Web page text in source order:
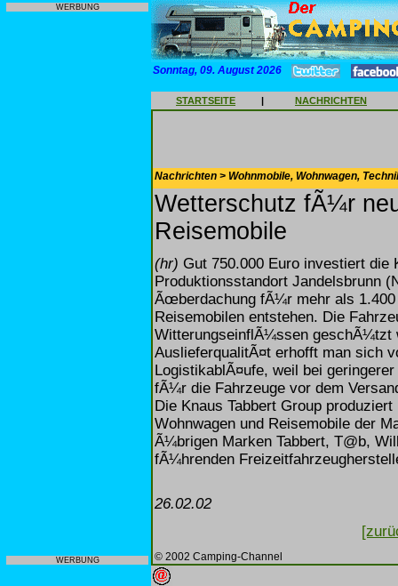
WERBUNG
WERBUNG
Sonntag, 09. August 2026
STARTSEITE | NACHRICHTEN
Nachrichten > Wohnmobile, Wohnwagen,
Wetterschutz fÃ¼r
Reisemobile
(hr) Gut 750.000 Euro investiert die
Produktionsstandort Jandelsbrunn
Ãœberdachung fÃ¼r mehr als 1.400
Reisemobilen entstehen. Die
WitterungseinflÃ¼ssen geschÃ¼tzt
AuslieferqualitÃ¤t erhofft man sich
LogistikablÃ¤ufe, weil bei
fÃ¼r die Fahrzeuge vor dem
Die Knaus Tabbert Group
Wohnwagen und Reisemobile der
Ã¼brigen Marken Tabbert, T@b,
fÃ¼hrenden
26.02.02
© 2002 Camping-Channel